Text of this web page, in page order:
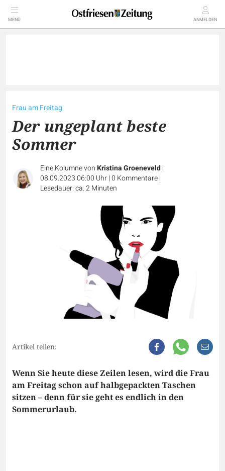
MENÜ ANMELDEN
Frau am Freitag
Der ungeplant beste
Sommer
Eine Kolumne vonKristina Groeneveld|
08.09.2023 06:00 Uhr|0 Kommentare|
Lesedauer: ca. 2 Minuten
Artikel teilen:
Wenn Sie heute diese Zeilen lesen, wird die Frau
am Freitag schon auf halbgepackten Taschen
sitzen – denn für sie geht es endlich in den
Sommerurlaub.